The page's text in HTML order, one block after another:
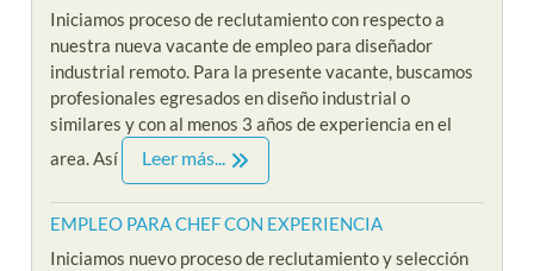
Iniciamos proceso de reclutamiento con respecto a
nuestra nueva vacante de empleo para diseñador
industrial remoto. Para la presente vacante, buscamos
profesionales egresados en diseño industrial o
similares y con al menos 3 años de experiencia en el
area. Así
Leer más...
EMPLEO PARA CHEF CON EXPERIENCIA
Iniciamos nuevo proceso de reclutamiento y selección